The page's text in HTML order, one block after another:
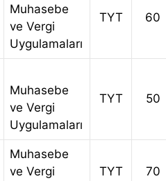
Muhasebe
ve Vergi
Uygulamaları
TYT 60
Muhasebe
ve Vergi
Uygulamaları
TYT 50
Muhasebe
ve Vergi
TYT 70